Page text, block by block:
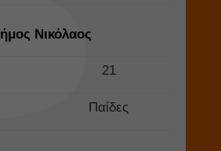
Νικόλαος
21
Παίδες